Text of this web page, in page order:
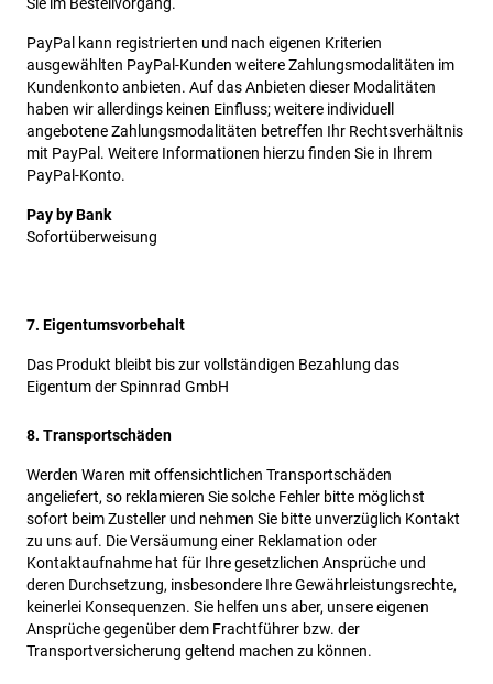
PayPal kann registrierten und nach eigenen Kriterien
ausgewählten PayPal-Kunden weitere Zahlungsmodalitäten im
Kundenkonto anbieten. Auf das Anbieten dieser Modalitäten
haben wir allerdings keinen Einfluss; weitere individuell
angebotene Zahlungsmodalitäten betreffen Ihr Rechtsverhältnis
mit PayPal. Weitere Informationen hierzu finden Sie in Ihrem
PayPal-Konto.
Pay by Bank
Sofortüberweisung
7. Eigentumsvorbehalt
Das Produkt bleibt bis zur vollständigen Bezahlung das
Eigentum der Spinnrad GmbH
8. Transportschäden
Werden Waren mit offensichtlichen Transportschäden
angeliefert, so reklamieren Sie solche Fehler bitte möglichst
sofort beim Zusteller und nehmen Sie bitte unverzüglich Kontakt
zu uns auf. Die Versäumung einer Reklamation oder
Kontaktaufnahme hat für Ihre gesetzlichen Ansprüche und
deren Durchsetzung, insbesondere Ihre Gewährleistungsrechte,
keinerlei Konsequenzen. Sie helfen uns aber, unsere eigenen
Ansprüche gegenüber dem Frachtführer bzw. der
Transportversicherung geltend machen zu können.